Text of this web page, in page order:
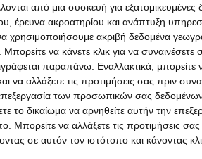
από μια συσκευή για εξατομικευμένες
έρευνα ακροατηρίου και ανάπτυξη
χρησιμοποιήσουμε ακριβή δεδομένα
να κάνετε κλικ για να συναινέσετε
παραπάνω. Εναλλακτικά,
να αλλάξετε τις προτιμήσεις σας πριν
των προσωπικών σας δεδομένων
το δικαίωμα να αρνηθείτε αυτήν την
Μπορείτε να αλλάξετε τις προτιμήσεις
σε αυτόν τον ιστότοπο και κάνοντας